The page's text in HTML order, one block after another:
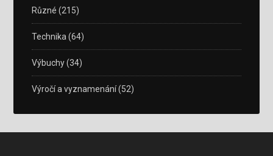
Různé (215)
Technika (64)
Výbuchy(34)
Výročí a vyznamenání(52)